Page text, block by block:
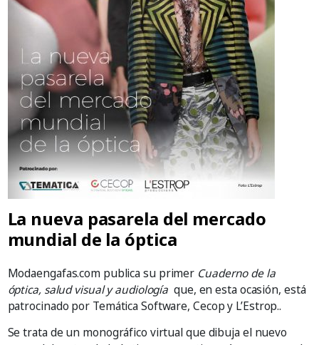
La nueva pasarela del mercado
mundial de la óptica
Modaengafas.com publica su primer Cuaderno de la
óptica, salud visual y audiología que, en esta ocasión, está
patrocinado por Temática Software, Cecop y L’Estrop..
Se trata de un monográfico virtual que dibuja el nuevo